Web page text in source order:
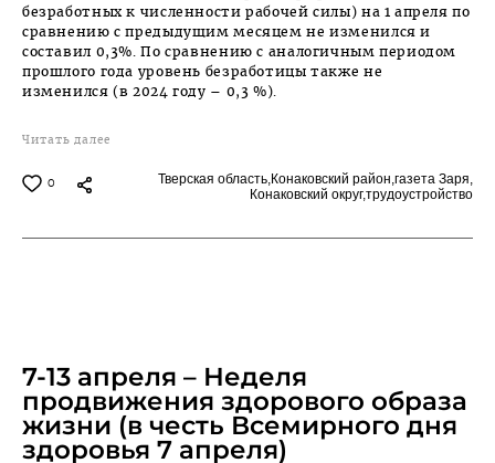
безработных к численности рабочей силы) на 1 апреля по
сравнению с предыдущим месяцем не изменился и
составил 0,3%. По сравнению с аналогичным периодом
прошлого года уровень безработицы также не
изменился (в 2024 году – 0,3 %).
Читать далее
0 Тверская область, Конаковский район, газета Заря,
Конаковский округ,трудоустройство
7-13 апреля – Неделя
продвижения здорового образа
жизни (в честь Всемирного дня
здоровья 7 апреля)